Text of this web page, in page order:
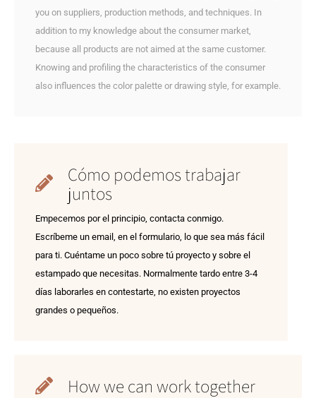
you on suppliers, production methods, and techniques. In
addition to my knowledge about the consumer market,
because all products are not aimed at the same customer.
Knowing and profiling the characteristics of the consumer
also influences the color palette or drawing style, for example.
Cómo podemos trabajar
juntos
Empecemos por el principio, contacta conmigo.
Escríbeme un email, en el formulario, lo que sea más fácil
para ti. Cuéntame un poco sobre tú proyecto y sobre el
estampado que necesitas. Normalmente tardo entre 3-4
días laborarles en contestarte, no existen proyectos
grandes o pequeños.
How we can work together